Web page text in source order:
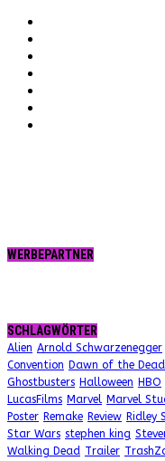
WERBEPARTNER
SCHLAGWÖRTER
Alien Arnold Schwarzenegger
Convention Dawn of the Dead
Ghostbusters Halloween HBO
LucasFilms Marvel Marvel
Poster Remake Review Ridley
Star Wars stephen king
Walking Dead Trailer